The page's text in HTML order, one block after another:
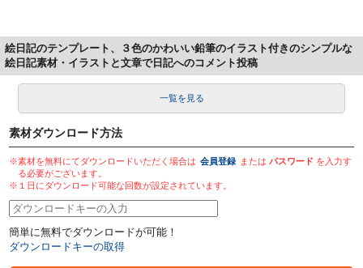
絵日記のテンプレート、３色のかわいい鉛筆のイラスト付きのシンプルな
絵日記素材・イラストと文章で日記へのコメント投稿
一覧を見る
素材ダウンロード方法
※素材を無料にてダウンロードいただく場合は 会員登録 またはパスワード を入力す
る必要がございます。
※１日にダウンロード可能な回数が設定されています。
簡単に無料でダウンロードが可能！
ダウンロードキーの取得